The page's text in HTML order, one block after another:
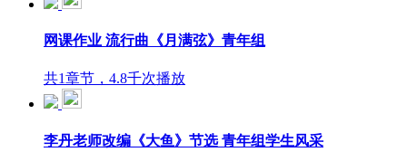
网课作业 流行曲《月满弦》青年组
共1章节，4.8千次播放
李丹老师改编《大鱼》节选 青年组学生风采